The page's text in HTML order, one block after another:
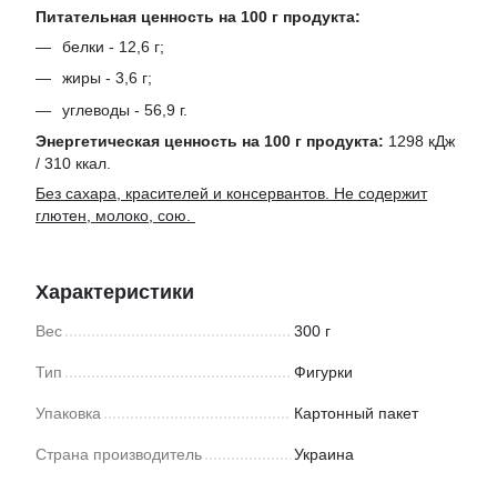
Питательная ценность на 100 г продукта:
белки - 12,6 г;
жиры - 3,6 г;
углеводы - 56,9 г.
Энергетическая ценность на 100 г продукта: 1298 кДж
/ 310 ккал.
Без сахара, красителей и консервантов. Не содержит
глютен, молоко, сою.
Характеристики
Вес 300 г
Тип Фигурки
Упаковка Картонный пакет
Страна производитель Украина